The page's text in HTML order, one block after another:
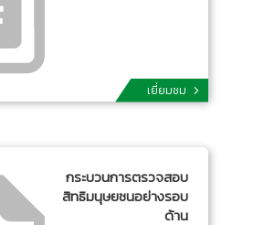
เยี่ยมชม
กระบวนการตรวจสอบ
สิทธิมนุษยชนอย่างรอบ
ด้าน